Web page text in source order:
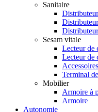
Sanitaire
Sesam vitale
Lecteur de
Lecteur de
Terminal
Mobilier
Armoire à
Armoire
Autonomie